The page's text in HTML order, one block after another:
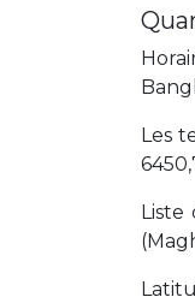
Les
Liste